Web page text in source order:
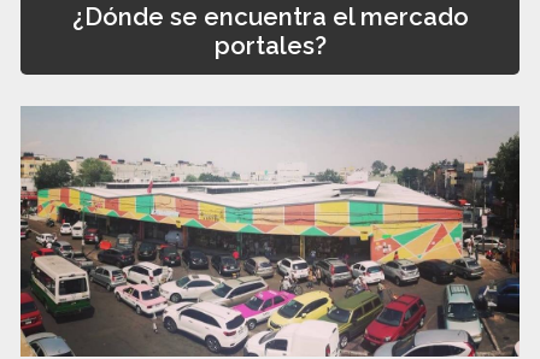
¿Dónde se encuentra el mercado
portales?